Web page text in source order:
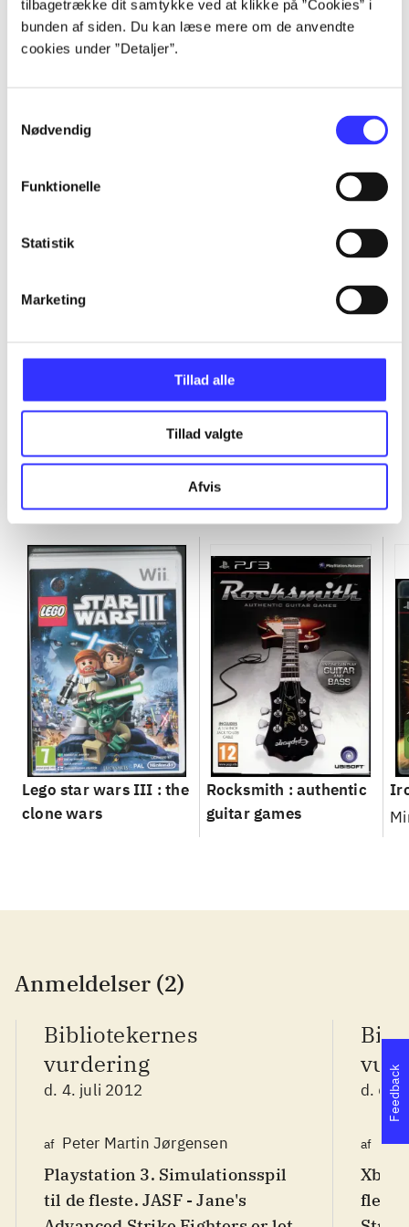
tilbagetrække dit samtykke ved at klikke på ”Cookies” i
bunden af siden. Du kan læse mere om de anvendte
cookies under ”Detaljer”.
Nødvendig
Funktionelle
Statistik
Marketing
Tillad alle
Tillad valgte
Afvis
Artikler
...
...
...
...
...
Minder om
Lego star wars III : the
clone wars
Rocksmith : authentic
guitar games
Anmeldelser (2)
Bibliotekernes
vurdering
d. 4. juli 2012
af Peter Martin Jørgensen
Playstation 3. Simulationsspil
til de fleste. JASF - Jane's
d. 6.
af
Xbox
Feedback